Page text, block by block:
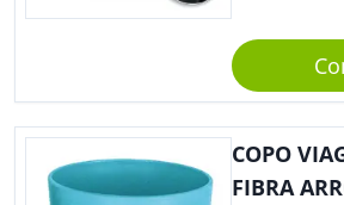
Grande
Eventos E
COPO
FIBRA